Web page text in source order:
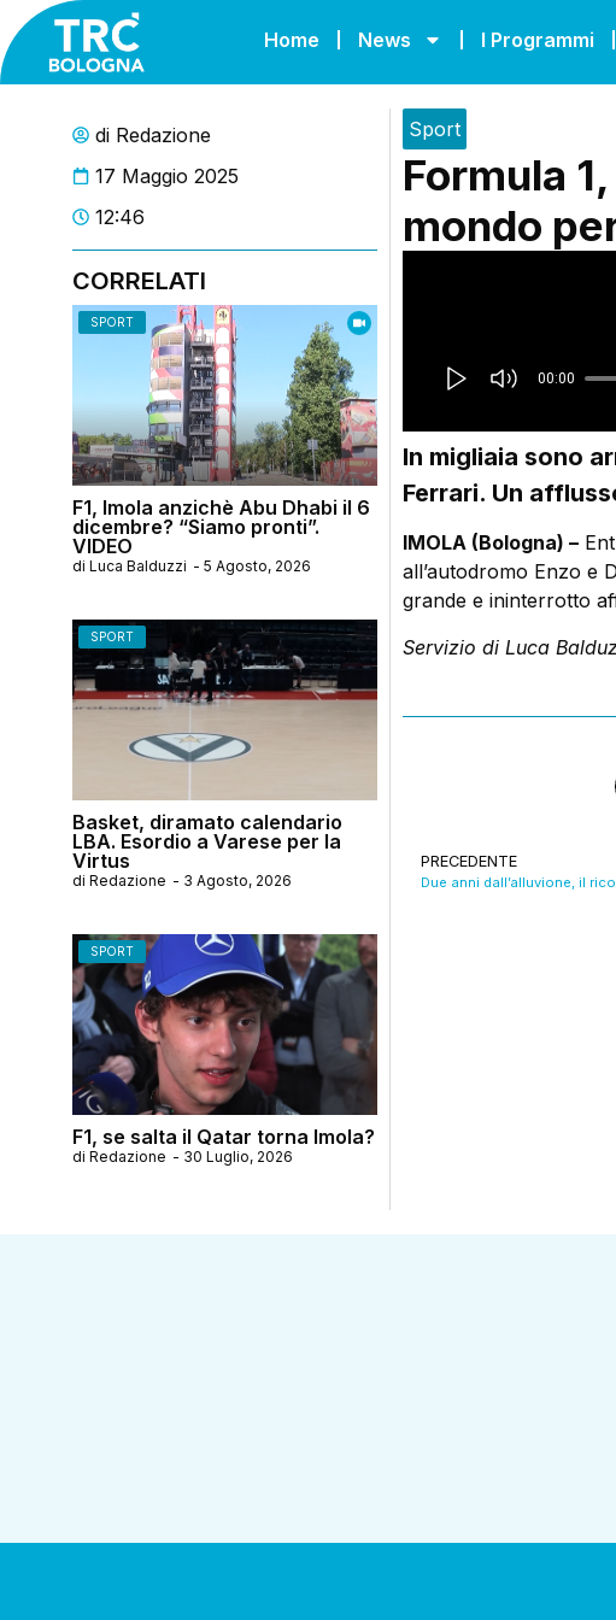
Home News I Programmi
di Redazione
17 Maggio 2025
12:46
CORRELATI
SPORT
F1, Imola anzichè Abu Dhabi il 6
dicembre? “Siamo pronti”.
VIDEO
di Luca Balduzzi - 5 Agosto, 2026
SPORT
Basket, diramato calendario
LBA. Esordio a Varese per la
Virtus
di Redazione - 3 Agosto, 2026
SPORT
F1, se salta il Qatar torna Imola?
di Redazione - 30 Luglio, 2026
Sport
Formula
mondo
In migliaia sono
Ferrari. Un
IMOLA (Bologna) –
all’autodromo Enzo e
grande e ininterrotto
Servizio di Luca
PRECEDENTE